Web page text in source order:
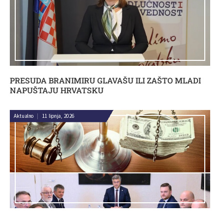
PRESUDA BRANIMIRU GLAVAŠU ILI ZAŠTO MLADI
NAPUŠTAJU HRVATSKU
Aktualno | 11 lipnja, 2026